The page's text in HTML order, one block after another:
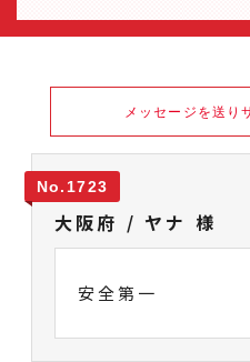
メッセージを送り
1723
大阪府 / ヤナ 様
安全第一